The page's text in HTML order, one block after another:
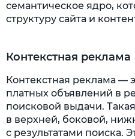
семантическое ядро,
структуру сайта и
Контекстная реклама
Контекстная реклама —
платных объявлений в
поисковой выдачи.
в верхней, боковой,
с результатами поиска.